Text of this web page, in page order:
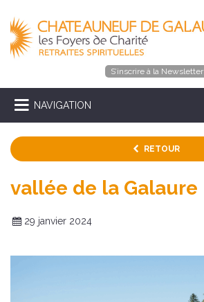
S’inscrire à la Newsletter
NAVIGATION
RETOUR
vallée de la Galaure
29 janvier 2024